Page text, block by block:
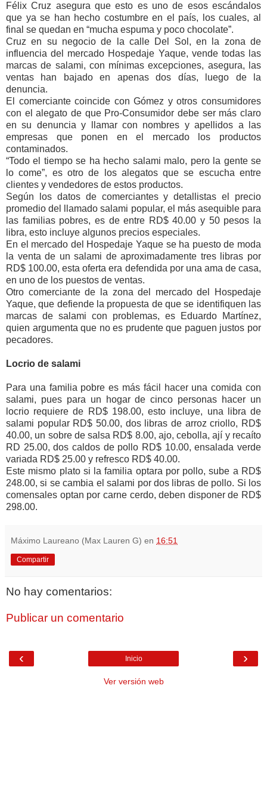
Félix Cruz asegura que esto es uno de esos escándalos
que ya se han hecho costumbre en el país, los cuales, al
final se quedan en “mucha espuma y poco chocolate”.
Cruz en su negocio de la calle Del Sol, en la zona de
influencia del mercado Hospedaje Yaque, vende todas las
marcas de salami, con mínimas excepciones, asegura, las
ventas han bajado en apenas dos días, luego de la
denuncia.
El comerciante coincide con Gómez y otros consumidores
con el alegato de que Pro-Consumidor debe ser más claro
en su denuncia y llamar con nombres y apellidos a las
empresas que ponen en el mercado los productos
contaminados.
“Todo el tiempo se ha hecho salami malo, pero la gente se
lo come”, es otro de los alegatos que se escucha entre
clientes y vendedores de estos productos.
Según los datos de comerciantes y detallistas el precio
promedio del llamado salami popular, el más asequible para
las familias pobres, es de entre RD$ 40.00 y 50 pesos la
libra, esto incluye algunos precios especiales.
En el mercado del Hospedaje Yaque se ha puesto de moda
la venta de un salami de aproximadamente tres libras por
RD$ 100.00, esta oferta era defendida por una ama de casa,
en uno de los puestos de ventas.
Otro comerciante de la zona del mercado del Hospedaje
Yaque, que defiende la propuesta de que se identifiquen las
marcas de salami con problemas, es Eduardo Martínez,
quien argumenta que no es prudente que paguen justos por
pecadores.
Locrio de salami
Para una familia pobre es más fácil hacer una comida con
salami, pues para un hogar de cinco personas hacer un
locrio requiere de RD$ 198.00, esto incluye, una libra de
salami popular RD$ 50.00, dos libras de arroz criollo, RD$
40.00, un sobre de salsa RD$ 8.00, ajo, cebolla, ají y recaíto
RD 25.00, dos caldos de pollo RD$ 10.00, ensalada verde
variada RD$ 25.00 y refresco RD$ 40.00.
Este mismo plato si la familia optara por pollo, sube a RD$
248.00, si se cambia el salami por dos libras de pollo. Si los
comensales optan por carne cerdo, deben disponer de RD$
298.00.
Máximo Laureano (Max Lauren G) en 16:51
Compartir
No hay comentarios:
Publicar un comentario
‹ ›
Inicio
Ver versión web